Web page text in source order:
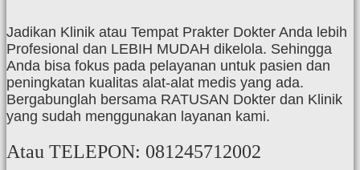
Jadikan Klinik atau Tempat Prakter Dokter Anda lebih
Profesional dan LEBIH MUDAH dikelola. Sehingga
Anda bisa fokus pada pelayanan untuk pasien dan
peningkatan kualitas alat-alat medis yang ada.
Bergabunglah bersama RATUSAN Dokter dan Klinik
yang sudah menggunakan layanan kami.
Atau TELEPON: 081245712002